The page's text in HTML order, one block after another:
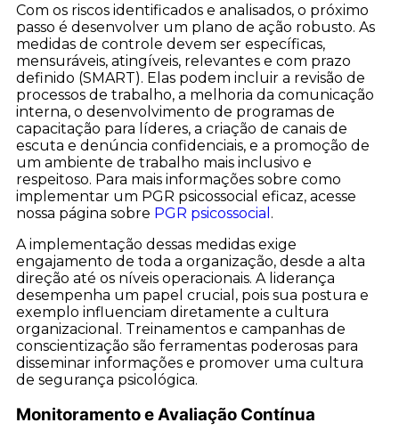
Com os riscos identificados e analisados, o próximo
passo é desenvolver um plano de ação robusto. As
medidas de controle devem ser específicas,
mensuráveis, atingíveis, relevantes e com prazo
definido (SMART). Elas podem incluir a revisão de
processos de trabalho, a melhoria da comunicação
interna, o desenvolvimento de programas de
capacitação para líderes, a criação de canais de
escuta e denúncia confidenciais, e a promoção de
um ambiente de trabalho mais inclusivo e
respeitoso. Para mais informações sobre como
implementar um PGR psicossocial eficaz, acesse
nossa página sobre PGR psicossocial .
A implementação dessas medidas exige
engajamento de toda a organização, desde a alta
direção até os níveis operacionais. A liderança
desempenha um papel crucial, pois sua postura e
exemplo influenciam diretamente a cultura
organizacional. Treinamentos e campanhas de
conscientização são ferramentas poderosas para
disseminar informações e promover uma cultura
de segurança psicológica.
Monitoramento e Avaliação Contínua